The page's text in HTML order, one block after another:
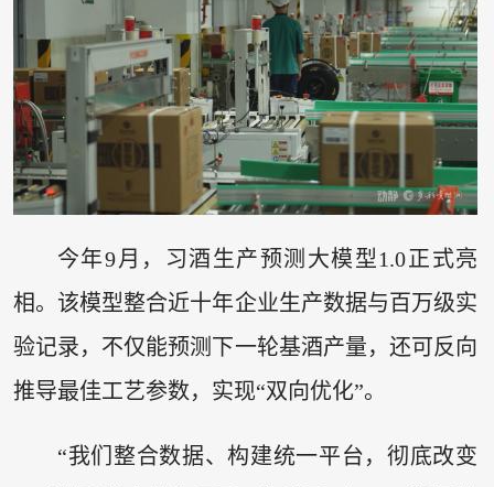
今年9月，习酒生产预测大模型1.0正式亮
相。该模型整合近十年企业生产数据与百万级实
验记录，不仅能预测下一轮基酒产量，还可反向
推导最佳工艺参数，实现“双向优化”。
“我们整合数据、构建统一平台，彻底改变